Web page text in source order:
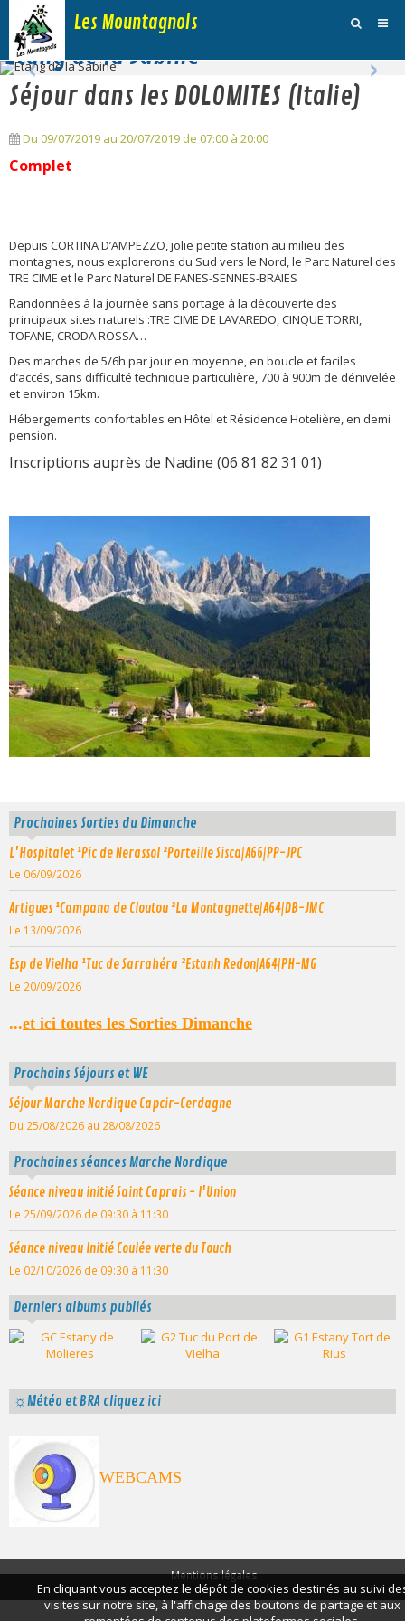
Les Mountagnols
Activités
Agenda
Inscription Dimanche
Galerie Vidéos
Traces
Sites
Blog
Etang de la Sabine
‹ ›
Séjour dans les DOLOMITES (Italie)
Du 09/07/2019 au 20/07/2019 de 07:00 à 20:00
Complet
Depuis CORTINA D’AMPEZZO, jolie petite station au milieu des
montagnes, nous explorerons du Sud vers le Nord, le Parc Naturel des
TRE CIME et le Parc Naturel DE FANES-SENNES-BRAIES
Randonnées à la journée sans portage à la découverte des
principaux sites naturels :TRE CIME DE LAVAREDO, CINQUE TORRI,
TOFANE, CRODA ROSSA…
Des marches de 5/6h par jour en moyenne, en boucle et faciles
d’accés, sans difficulté technique particulière, 700 à 900m de dénivelée
et environ 15km.
Hébergements confortables en Hôtel et Résidence Hotelière, en demi
pension.
Inscriptions auprès de Nadine (06 81 82 31 01)
Prochaines Sorties du Dimanche
L'Hospitalet ¹Pic de Nerassol ²Porteille Sisca|A66|PP-JPC
Le 06/09/2026
Artigues ¹Campana de Cloutou ²La Montagnette|A64|DB-JMC
Le 13/09/2026
Esp de Vielha ¹Tuc de Sarrahéra ²Estanh Redon|A64|PH-MG
Le 20/09/2026
...et ici toutes les Sorties Dimanche
Prochains Séjours et WE
Séjour Marche Nordique Capcir-Cerdagne
Du 25/08/2026 au 28/08/2026
Prochaines séances Marche Nordique
Séance niveau initié Saint Caprais - l'Union
Le 25/09/2026 de 09:30 à 11:30
Séance niveau Initié Coulée verte du Touch
Le 02/10/2026 de 09:30 à 11:30
Derniers albums publiés
☼Météo et BRA cliquez ici
WEBCAMS
Mentions légales
En cliquant vous acceptez le dépôt de cookies destinés au suivi
visites sur notre site, à l'affichage des boutons de partage et aux